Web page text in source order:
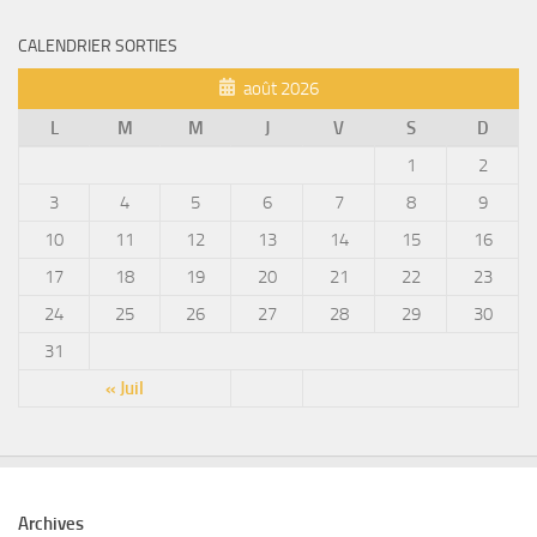
CALENDRIER SORTIES
août 2026
L
M M J V S D
« Juil
1
2
3
4 5 6 7 8
9
10
11 12 13 14 15
16
17
18 19 20 21 22
23
24
25 26 27 28 29
30
31
Archives